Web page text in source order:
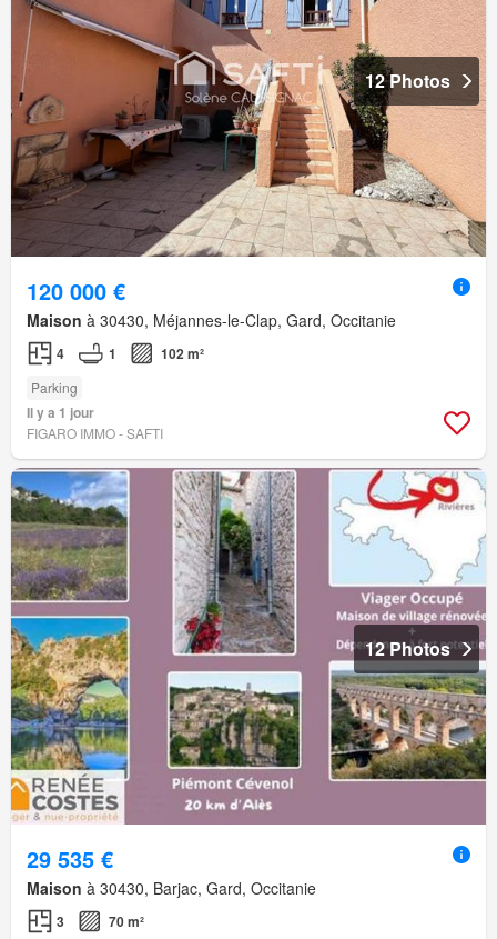
12 Photos
120 000 €
Maison à 30430, Méjannes-le-Clap, Gard, Occitanie
4 1 102 m²
Parking
Il y a 1 jour
FIGARO IMMO - SAFTI
12 Photos
29 535 €
Maison à 30430, Barjac, Gard, Occitanie
3
70 m²